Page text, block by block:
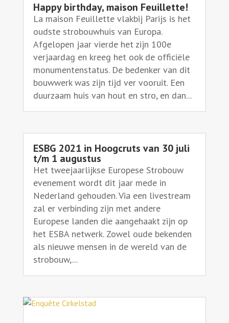
Happy birthday, maison Feuillette!
La maison Feuillette vlakbij Parijs is het
oudste strobouwhuis van Europa.
Afgelopen jaar vierde het zijn 100e
verjaardag en kreeg het ook de officiële
monumentenstatus. De bedenker van dit
bouwwerk was zijn tijd ver vooruit. Een
duurzaam huis van hout en stro, en dan...
ESBG 2021 in Hoogcruts van 30 juli
t/m 1 augustus
Het tweejaarlijkse Europese Strobouw
evenement wordt dit jaar mede in
Nederland gehouden. Via een livestream
zal er verbinding zijn met andere
Europese landen die aangehaakt zijn op
het ESBA netwerk. Zowel oude bekenden
als nieuwe mensen in de wereld van de
strobouw,...